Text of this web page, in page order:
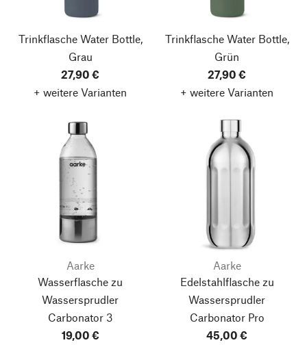
Trinkflasche Water Bottle,
Grau
27,90 €
+ weitere Varianten
Trinkflasche Water Bottle,
Grün
27,90 €
+ weitere Varianten
Aarke
Wasserflasche zu
Wassersprudler
Carbonator 3
19,00 €
Aarke
Edelstahlflasche zu
Wassersprudler
Carbonator Pro
45,00 €